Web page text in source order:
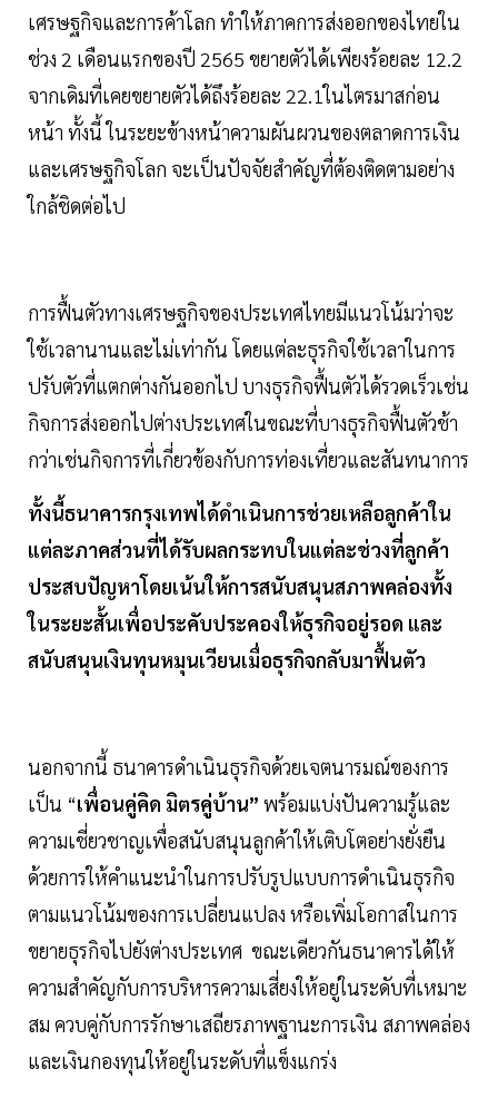
เศรษฐกิจและการค้าโลก ทำให้ภาคการส่งออกของไทยใน
ช่วง 2 เดือนแรกของปี 2565 ขยายตัวได้เพียงร้อยละ 12.2
จากเดิมที่เคยขยายตัวได้ถึงร้อยละ 22.1ในไตรมาสก่อน
หน้า ทั้งนี้ ในระยะข้างหน้าความผันผวนของตลาดการเงิน
และเศรษฐกิจโลก จะเป็นปัจจัยสำคัญที่ต้องติดตามอย่าง
ใกล้ชิดต่อไป
การฟื้นตัวทางเศรษฐกิจของประเทศไทยมีแนวโน้มว่าจะ
ใช้เวลานานและไม่เท่ากัน โดยแต่ละธุรกิจใช้เวลาในการ
ปรับตัวที่แตกต่างกันออกไป บางธุรกิจฟื้นตัวได้รวดเร็วเช่น
กิจการส่งออกไปต่างประเทศในขณะที่บางธุรกิจฟื้นตัวช้า
กว่าเช่นกิจการที่เกี่ยวข้องกับการท่องเที่ยวและสันทนาการ
ทั้งนี้ธนาคารกรุงเทพได้ดำเนินการช่วยเหลือลูกค้าใน
แต่ละภาคส่วนที่ได้รับผลกระทบในแต่ละช่วงที่ลูกค้า
ประสบปัญหาโดยเน้นให้การสนับสนุนสภาพคล่องทั้ง
ในระยะสั้นเพื่อประคับประคองให้ธุรกิจอยู่รอด และ
สนับสนุนเงินทุนหมุนเวียนเมื่อธุรกิจกลับมาฟื้นตัว
นอกจากนี้ ธนาคารดำเนินธุรกิจด้วยเจตนารมณ์ของการ
เป็น “เพื่อนคู่คิด มิตรคู่บ้าน” พร้อมแบ่งปันความรู้และ
ความเชี่ยวชาญเพื่อสนับสนุนลูกค้าให้เติบโตอย่างยั่งยืน
ด้วยการให้คำแนะนำในการปรับรูปแบบการดำเนินธุรกิจ
ตามแนวโน้มของการเปลี่ยนแปลง หรือเพิ่มโอกาสในการ
ขยายธุรกิจไปยังต่างประเทศ ขณะเดียวกันธนาคารได้ให้
ความสำคัญกับการบริหารความเสี่ยงให้อยู่ในระดับที่เหมาะ
สม ควบคู่กับการรักษาเสถียรภาพฐานะการเงิน สภาพคล่อง
และเงินกองทุนให้อยู่ในระดับที่แข็งแกร่ง